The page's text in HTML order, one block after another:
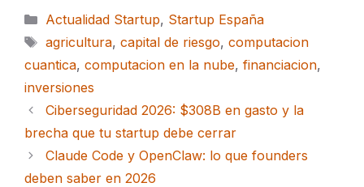
Categorías
Actualidad Startup, Startup España
Etiquetas
agricultura, capital de riesgo, computacion
cuantica, computacion en la nube, financiacion,
inversiones
Ciberseguridad 2026: $308B en gasto y la
brecha que tu startup debe cerrar
Claude Code y OpenClaw: lo que founders
deben saber en 2026